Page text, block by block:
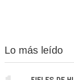
Lo más leído